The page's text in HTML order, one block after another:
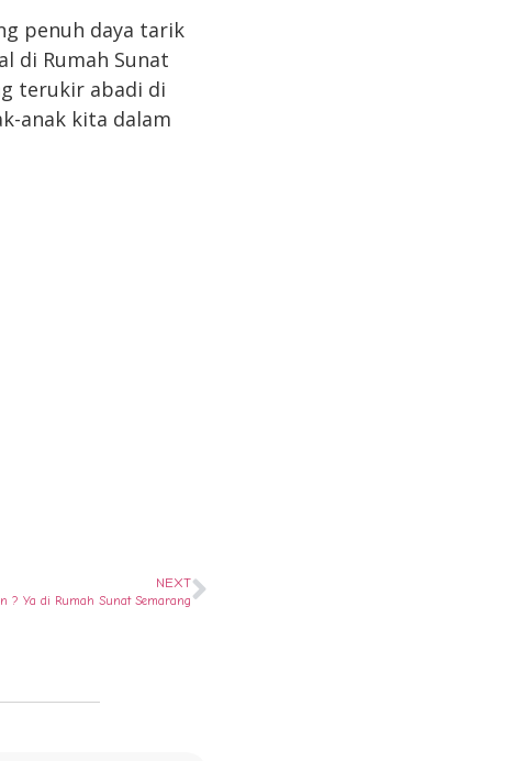
penuh daya tarik
di Rumah Sunat
terukir abadi di
anak kita dalam
NEXT
? Ya di Rumah Sunat Semarang